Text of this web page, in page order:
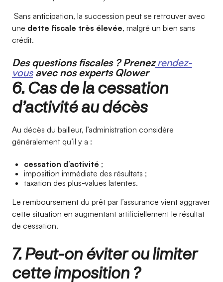
Sans anticipation, la succession peut se retrouver avec
une dette fiscale très élevée, malgré un bien sans
crédit.
Des questions fiscales ? Prenezrendez-
vousavec nos experts Qlower
6. Cas de la cessation
d’activité au décès
Au décès du bailleur, l’administration considère
généralement qu’il y a :
cessation d’activité ;
imposition immédiate des résultats ;
taxation des plus-values latentes.
Le remboursement du prêt par l’assurance vient aggraver
cette situation en augmentant artificiellement le résultat
de cessation.
7. Peut-on éviter ou limiter
cette imposition ?